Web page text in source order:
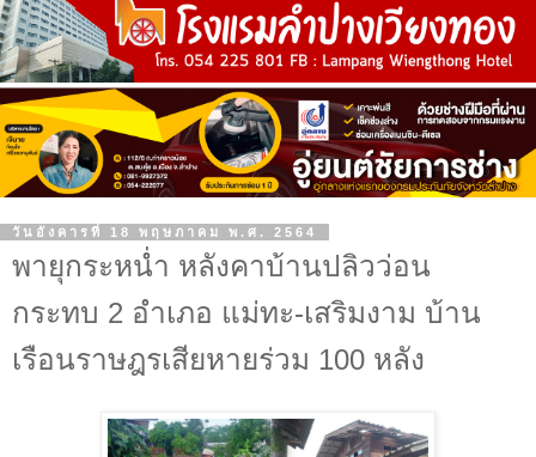
วันอังคารที่ 18 พฤษภาคม พ.ศ. 2564
พายุกระหน่ำ หลังคาบ้านปลิวว่อน
กระทบ 2 อำเภอ แม่ทะ-เสริมงาม บ้าน
เรือนราษฎรเสียหายร่วม 100 หลัง